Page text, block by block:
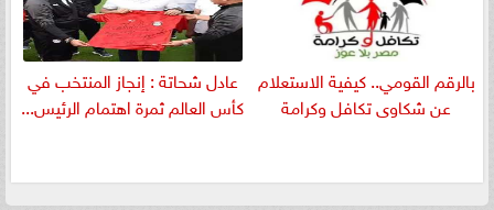
بالرقم القومي.. كيفية الاستعلام
عن شكاوى تكافل وكرامة
عادل شحاتة : إنجاز المنتخب في
كأس العالم ثمرة اهتمام الرئيس...